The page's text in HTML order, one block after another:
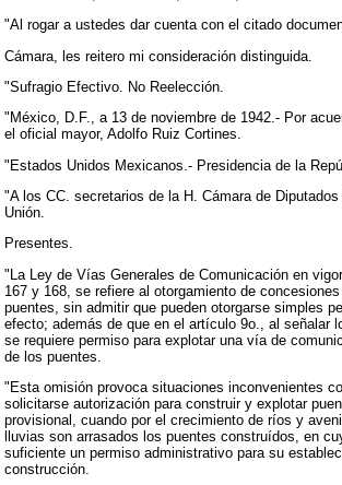
"Al rogar a ustedes dar cuenta con el citado
Cámara, les reitero mi consideración distinguida.
"Sufragio Efectivo. No Reelección.
"México, D.F., a 13 de noviembre de 1942.- Por
el oficial mayor, Adolfo Ruiz Cortines.
"Estados Unidos Mexicanos.- Presidencia de la
"A los CC. secretarios de la H. Cámara de
Unión.
Presentes.
"La Ley de Vías Generales de Comunicación en
167 y 168, se refiere al otorgamiento de
puentes, sin admitir que pueden otorgarse simples
efecto; además de que en el artículo 9o., al señalar
se requiere permiso para explotar una vía de
de los puentes.
"Esta omisión provoca situaciones inconvenientes
solicitarse autorización para construir y explotar
provisional, cuando por el crecimiento de ríos y
lluvias son arrasados los puentes construídos, en
suficiente un permiso administrativo para su
construcción.